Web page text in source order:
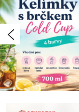
á
v
a
a
Předchozí